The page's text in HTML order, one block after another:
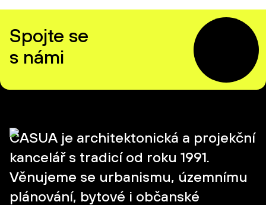
Spojte se
s námi
CASUA je architektonická a projekční
kancelář s tradicí od roku 1991.
Věnujeme se urbanismu, územnímu
plánování, bytové i občanské